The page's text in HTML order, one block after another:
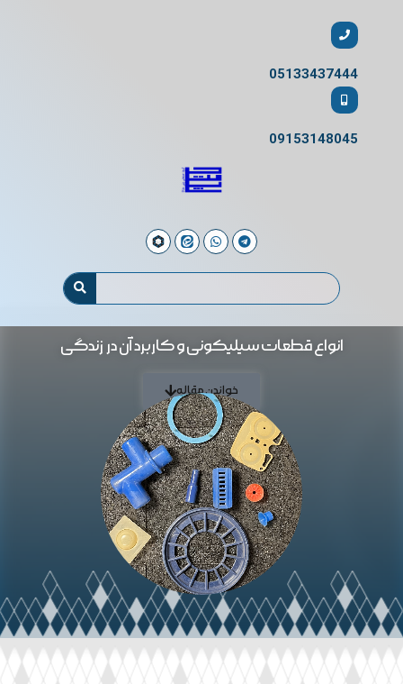
05133437444
09153148045
انواع قطعات سیلیکونی و کاربرد آن در زندگی
خواندن مقاله